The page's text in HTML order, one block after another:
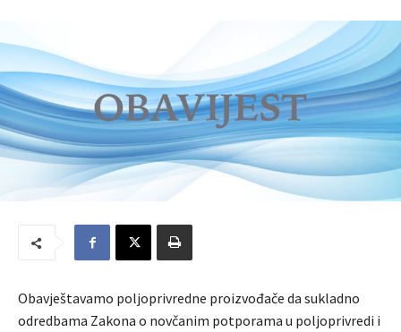
Obavještavamo poljoprivredne proizvođače da sukladno
odredbama Zakona o novčanim potporama u poljoprivredi i